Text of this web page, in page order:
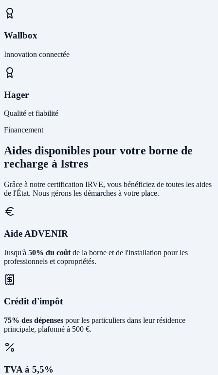
Wallbox
Innovation connectée
Hager
Qualité et fiabilité
Financement
Aides disponibles pour votre borne de
recharge à Istres
Grâce à notre certification IRVE, vous bénéficiez de toutes les aides
de l'État. Nous gérons les démarches à votre place.
Aide ADVENIR
Jusqu'à 50% du coût de la borne et de l'installation pour les
professionnels et copropriétés.
Crédit d'impôt
75% des dépenses pour les particuliers dans leur résidence
principale, plafonné à 500 €.
TVA à 5,5%